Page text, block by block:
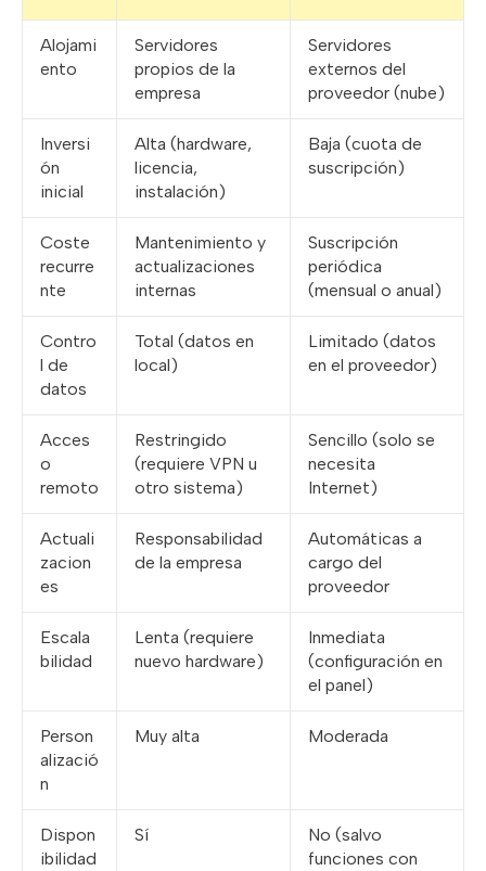
Alojami
ento
Servidores
propios de la
empresa
Servidores
externos del
proveedor (nube)
Inversi
ón
inicial
Alta (hardware,
licencia,
instalación)
Baja (cuota de
suscripción)
Coste
recurre
nte
Mantenimiento y
actualizaciones
internas
Suscripción
periódica
(mensual o anual)
Contro
l de
datos
Total (datos en
local)
Limitado (datos
en el proveedor)
Acces
o
remoto
Restringido
(requiere VPN u
otro sistema)
Sencillo (solo se
necesita
Internet)
Actuali
zacion
es
Responsabilidad
de la empresa
Automáticas a
cargo del
proveedor
Escala
bilidad
Lenta (requiere
nuevo hardware)
Inmediata
(configuración en
el panel)
Person
alizació
n
Muy alta Moderada
Dispon
ibilidad
Sí
No (salvo
funciones con